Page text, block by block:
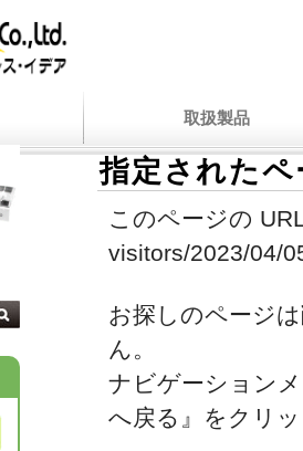
取扱製品
指定された
このページの
visitors/2023/04/
お探しのページ
ん。
ナビゲーション
へ戻る』をクリ